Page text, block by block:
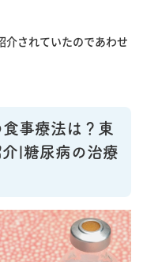
介されていたのであわせ
事療法は？東
|糖尿病の治療